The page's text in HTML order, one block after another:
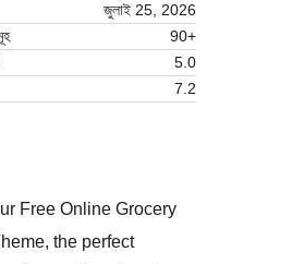
জুলাই 25, 2026
90+
5.0
7.2
Free Online Grocery
the perfect